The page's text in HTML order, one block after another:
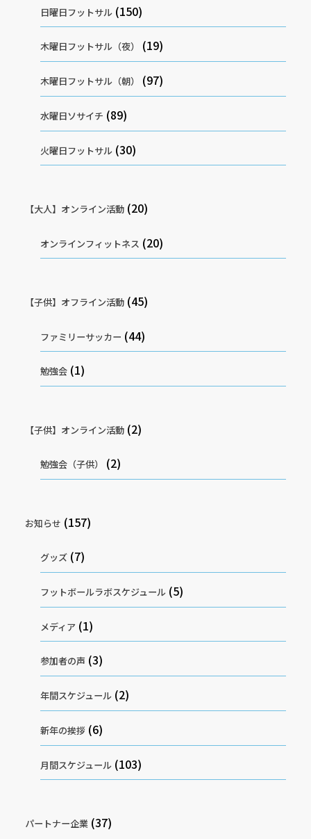
日曜日フットサル (150)
木曜日フットサル（夜） (19)
木曜日フットサル（朝） (97)
水曜日ソサイチ (89)
火曜日フットサル (30)
【大人】オンライン活動(20)
オンラインフィットネス (20)
【子供】オフライン活動(45)
ファミリーサッカー (44)
勉強会 (1)
【子供】オンライン活動(2)
勉強会（子供） (2)
お知らせ (157)
グッズ (7)
フットボールラボスケジュール (5)
メディア (1)
参加者の声 (3)
年間スケジュール (2)
新年の挨拶 (6)
月間スケジュール (103)
パートナー企業 (37)